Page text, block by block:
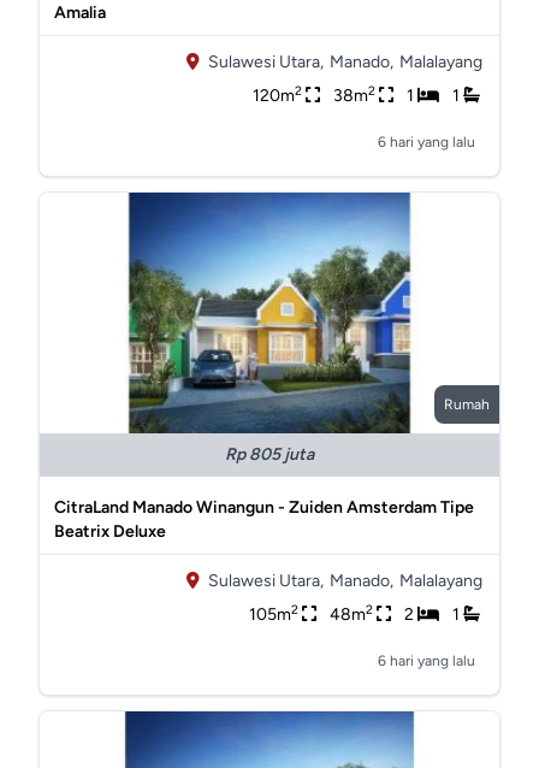
Amalia
Sulawesi Utara, Manado, Malalayang
120m2 38m2 1 1
6 hari yang lalu
Rumah
Rp 805 juta
CitraLand Manado Winangun - Zuiden Amsterdam Tipe
Beatrix Deluxe
Sulawesi Utara, Manado, Malalayang
105m2 48m2 2 1
6 hari yang lalu